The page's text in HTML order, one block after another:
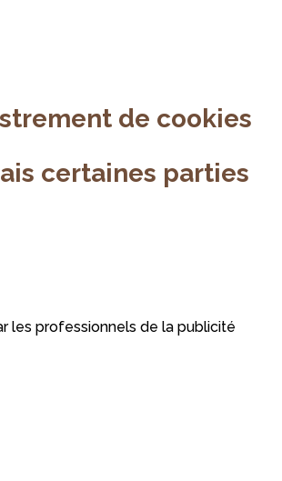
de cookies
certaines parties
les professionnels de la publicité